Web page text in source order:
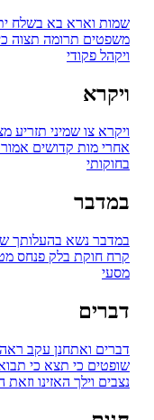
שמות וארא בא בשלח
משפטים תרומה תצוה
ויקהל פקודי
ויקרא
ויקרא צו שמיני תזריע
אחרי מות קדושים אמור
בחוקותי
במדבר
במדבר נשא בהעלותך
קרח חוקת בלק פנחס
מסעי
דברים
דברים ואתחנן עקב ראה
שופטים כי תצא כי
נצבים וילך האזינו וזאת